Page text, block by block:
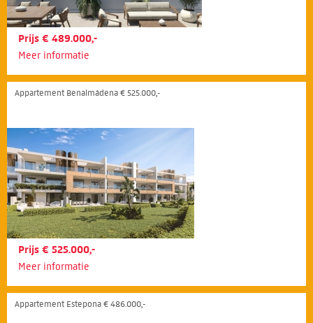
Prijs € 489.000,-
Meer informatie
Appartement Benalmádena € 525.000,-
Prijs € 525.000,-
Meer informatie
Appartement Estepona € 486.000,-